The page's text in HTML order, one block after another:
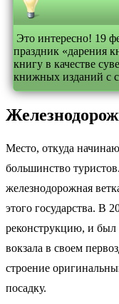
Это интересно! 19
праздник «дарения
книгу в качестве
книжных изданий с
Место, откуда
большинство
железнодорожная
этого государства. В
реконструкцию, и был
вокзала в своем
строение
посадку.